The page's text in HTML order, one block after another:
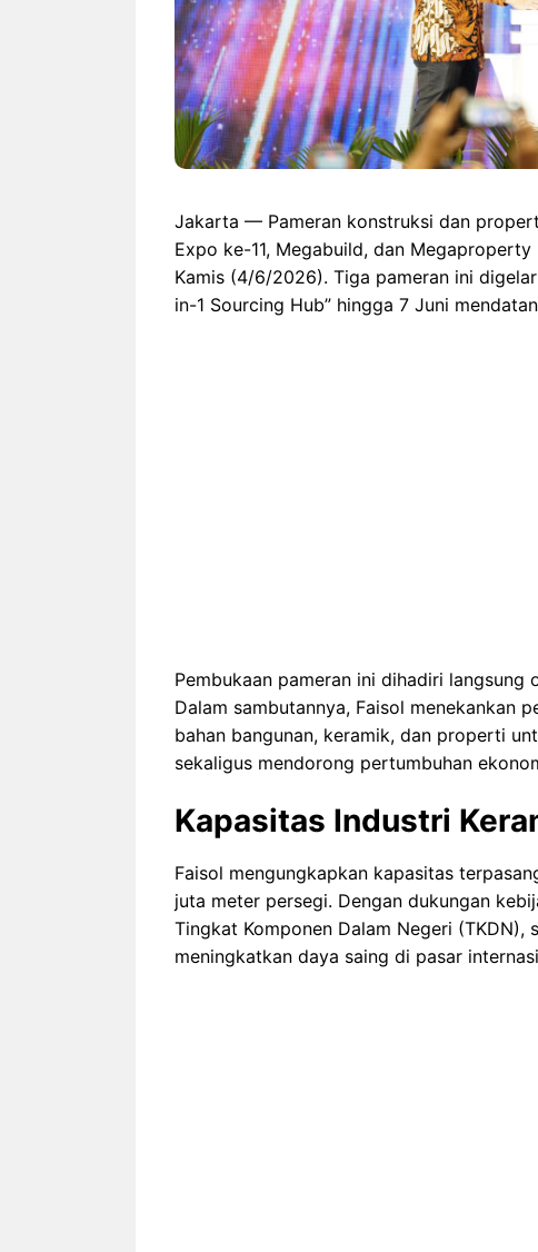
Jakarta — Pameran konstruksi dan
Expo ke-11, Megabuild, dan
Kamis (4/6/2026). Tiga pameran ini
in-1 Sourcing Hub” hingga 7 Juni
Pembukaan pameran ini dihadiri langsung
Dalam sambutannya, Faisol menekankan
bahan bangunan, keramik, dan properti
sekaligus mendorong pertumbuhan
Kapasitas Industri
Faisol mengungkapkan kapasitas
juta meter persegi. Dengan dukungan
Tingkat Komponen Dalam Negeri
meningkatkan daya saing di pasar